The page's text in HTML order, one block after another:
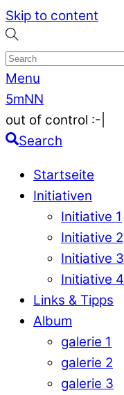
Skip to content
Menu
5mNN
out of control :-|
Search
Startseite
Initiativen
Initiative 1
Initiative 2
Initiative 3
Initiative 4
Links & Tipps
Album
galerie 1
galerie 2
galerie 3